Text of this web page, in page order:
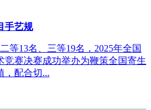
手艺规
等13名、三等19名，2025年全国
竞赛决赛成功举办为鞭策全国寄生
，配合切...